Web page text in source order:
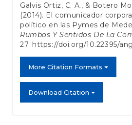
Galvis Ortiz, C. A., & Botero
(2014). El comunicador
político en las Pymes de
Rumbos Y Sentidos De La
27. https://doi.org/10.22395/
More Citation Formats
Download Citation